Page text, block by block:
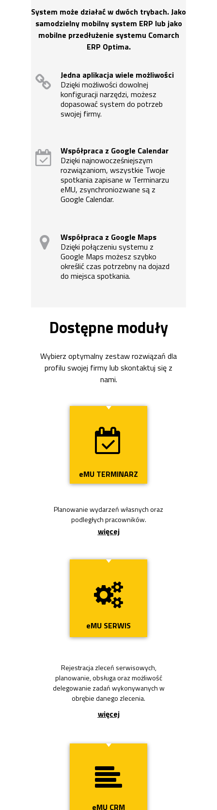
System może działać w dwóch trybach. Jako
samodzielny mobilny system ERP lub jako
mobilne przedłużenie systemu Comarch
ERP Optima.
Współpraca z Google Calendar
Dzięki najnowocześniejszym
rozwiązaniom, wszystkie Twoje
spotkania zapisane w Terminarzu
eMU, zsynchroniozwane są z
Google Calendar.
Jedna aplikacja wiele możliwości
Dzięki możliwości dowolnej
konfiguracji narzędzi, możesz
dopasować system do potrzeb
swojej firmy.
Współpraca z Google Maps
Dzięki połączeniu systemu z
Google Maps możesz szybko
określić czas potrzebny na dojazd
do miejsca spotkania.
Dostępne moduły
Wybierz optymalny zestaw rozwiązań dla
profilu swojej firmy lub skontaktuj się z
nami.
eMU TERMINARZ
więcej
Planowanie wydarzeń własnych oraz
podległych pracowników.
eMU SERWIS
Rejestracja zleceń serwisowych,
planowanie, obsługa oraz możliwość
delegowanie zadań wykonywanych w
obrębie danego zlecenia.
więcej
Przycisk
Przycisk
Przycisk
eMU CRM